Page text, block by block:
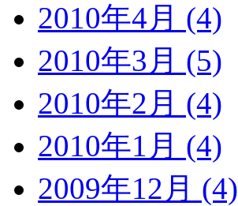
2010年4月 (4)
2010年3月 (5)
2010年2月 (4)
2010年1月 (4)
2009年12月 (4)